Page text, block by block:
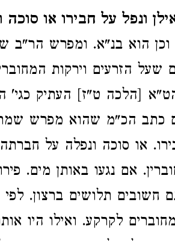
ונפל על חבירו או סוכה
וכן הוא בנ"א. ומפרש הר"ב
שעל הזרעים וירקות
[הלכה ט"ז] העתיק כגי'
כתב הכ"מ שהוא מפרש
או סוכה ונפלה על חברתה
אם נגעו באותן מים.
חשובים תלושים ברצון.
לקרקע. ואילו היו